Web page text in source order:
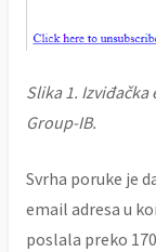
Slika 1.
Group-IB.
Svrha poruke je
email adresa u
poslala preko